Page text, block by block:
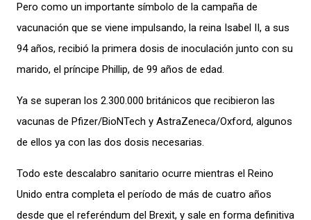
Pero como un importante símbolo de la campaña de
vacunación que se viene impulsando, la reina Isabel II, a sus
94 años, recibió la primera dosis de inoculación junto con su
marido, el príncipe Phillip, de 99 años de edad.
Ya se superan los 2.300.000 británicos que recibieron las
vacunas de Pfizer/BioNTech y AstraZeneca/Oxford, algunos
de ellos ya con las dos dosis necesarias.
Todo este descalabro sanitario ocurre mientras el Reino
Unido entra completa el período de más de cuatro años
desde que el referéndum del Brexit, y sale en forma definitiva